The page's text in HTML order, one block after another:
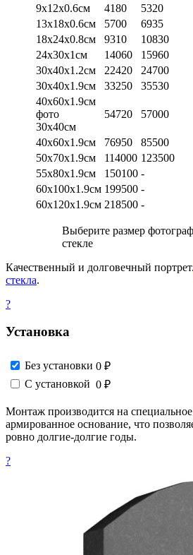
9х12х0.6см
4180 5320
13х18х0.6см
5700 6935
18х24х0.8см
9310 10830
24х30х1см
14060 15960
30х40х1.2см
22420 24700
30х40х1.9см
33250 35530
40х60х1.9см
фото
30х40см
54720 57000
40х60х1.9см 76950 85500
50х70х1.9см
114000 123500
55х80х1.9см
150100 -
60х100х1.9см 199500 -
60х120х1.9см 218500 -
Выберите размер
стекле
Качественный и долговечный портрет.
стекла.
?
Установка
Без установки 0 ₽
С установкой 0 ₽
Монтаж производится на
армированное основание, что
ровно долгие-долгие годы.
?